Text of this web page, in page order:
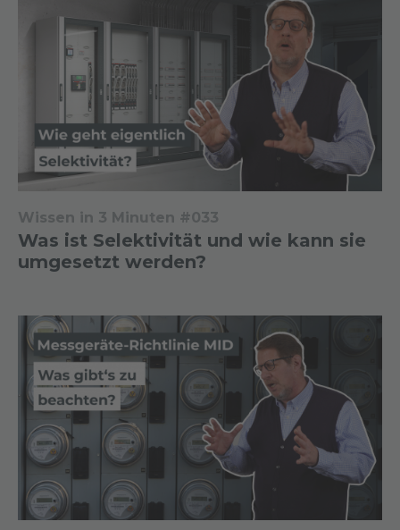
Wissen in 3 Minuten #033
Was ist Selektivität und wie kann sie
umgesetzt werden?